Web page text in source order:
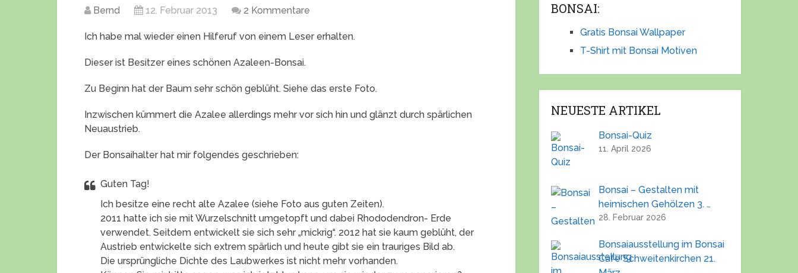
Bernd 12. Februar 2013 2 Kommentare
Ich habe mal wieder einen Hilferuf von einem Leser erhalten.
Dieser ist Besitzer eines schönen Azaleen-Bonsai.
Zu Beginn hat der Baum sehr schön geblüht. Siehe das erste Foto.
Inzwischen kümmert die Azalee allerdings mehr vor sich hin und glänzt durch spärlichen
Neuaustrieb.
Der Bonsaihalter hat mir folgendes geschrieben:
Guten Tag!
Ich besitze eine recht alte Azalee (siehe Foto aus guten Zeiten).
2011 hatte ich sie mit Wurzelschnitt umgetopft und dabei Rhododendron- Erde
verwendet. Seitdem entwickelt sie sich sehr „mickrig“. 2012 hat sie kaum geblüht, der
Austrieb entwickelte sich extrem spärlich und heute gibt sie ein trauriges Bild ab.
Die ursprüngliche Dichte des Laubwerkes ist nicht mehr vorhanden.
BONSAI:
Gratis Bonsai Wallpaper
T-Shirt mit Bonsai Motiven
NEUESTE ARTIKEL
Bonsai-Quiz
11. April 2026
Bonsai – Gestalten mit
heimischen Gehölzen 3. …
28. Februar 2026
Bonsaiausstellung im Bonsai
Café Schweitenkirchen 21.